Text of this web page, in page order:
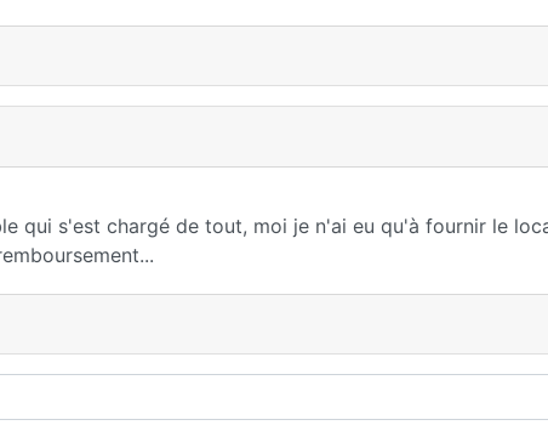
qui s'est chargé de tout, moi je n'ai eu qu'à fournir le